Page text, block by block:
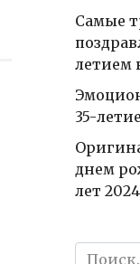
Самые
летием
35-
днем
лет
Search